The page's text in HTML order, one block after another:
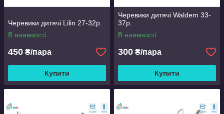
Черевики дитячі Lilin 27-32р.
В наявності
450 ₴/пара
Купити
Черевики дитячі Waldem 33-
37р.
В наявності
300 ₴/пара
Купити